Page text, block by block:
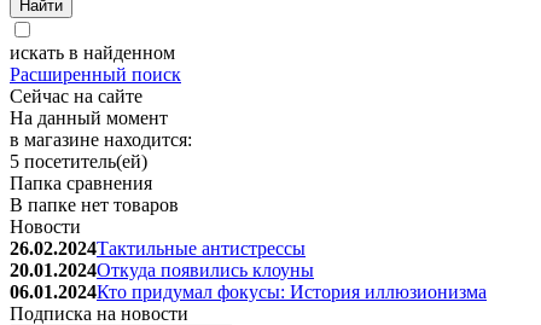
искать в найденном
Расширенный поиск
Сейчас на сайте
На данный момент
в магазине находится:
5 посетитель(ей)
Папка сравнения
В папке нет товаров
Новости
26.02.2024Тактильные антистрессы
20.01.2024Откуда появились клоуны
06.01.2024Кто придумал фокусы: История иллюзионизма
Подписка на новости